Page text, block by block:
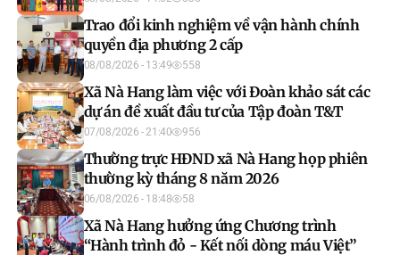
Trao đổi kinh nghiệm về vận hành chính
quyền địa phương 2 cấp
08/08/2026 - 13:49 558
Xã Nà Hang làm việc với Đoàn khảo sát các
dự án đề xuất đầu tư của Tập đoàn T&T
07/08/2026 - 21:40 956
Thường trực HĐND xã Nà Hang họp phiên
thường kỳ tháng 8 năm 2026
06/08/2026 - 18:48 58
Xã Nà Hang hưởng ứng Chương trình
“Hành trình đỏ - Kết nối dòng máu Việt”